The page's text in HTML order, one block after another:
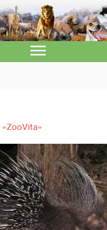
«ZooVita»